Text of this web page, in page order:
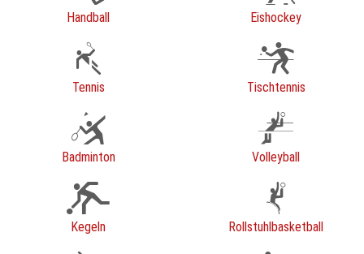
Handball Eishockey
Tennis Tischtennis
Badminton Volleyball
Kegeln Rollstuhlbasketball